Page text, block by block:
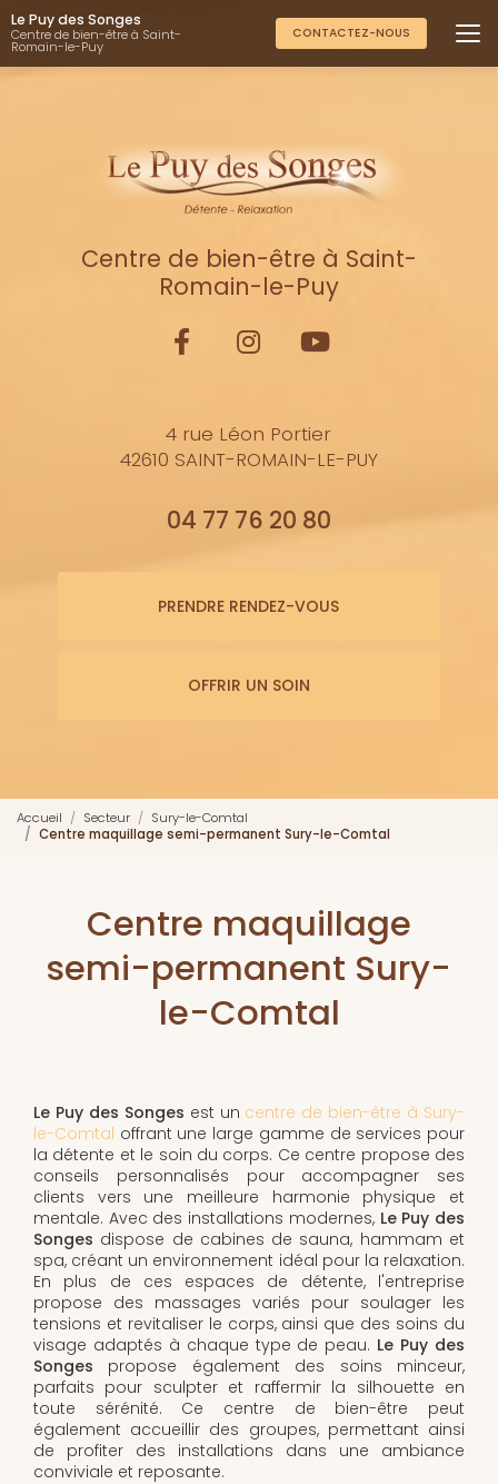
Aller
au
contenu
principal
Le Puy des Songes
Centre de bien-être à Saint-
Romain-le-Puy
CONTACTEZ-NOUS
Centre de bien-être à Saint-
Romain-le-Puy
4 rue Léon Portier
42610 SAINT-ROMAIN-LE-PUY
04 77 76 20 80
PRENDRE RENDEZ-VOUS
OFFRIR UN SOIN
Accueil Secteur
Sury-le-Comtal
Centre maquillage semi-permanent Sury-le-Comtal
Centre maquillage
semi-permanent Sury-
le-Comtal
Le Puy des Songes est un centre de bien-être à Sury-
le-Comtal offrant une large gamme de services pour
la détente et le soin du corps. Ce centre propose des
conseils personnalisés pour accompagner ses
clients vers une meilleure harmonie physique et
mentale. Avec des installations modernes, Le Puy des
Songes dispose de cabines de sauna, hammam et
spa, créant un environnement idéal pour la relaxation.
En plus de ces espaces de détente, l'entreprise
propose des massages variés pour soulager les
tensions et revitaliser le corps, ainsi que des soins du
visage adaptés à chaque type de peau. Le Puy des
Songes propose également des soins minceur,
parfaits pour sculpter et raffermir la silhouette en
toute sérénité. Ce centre de bien-être peut
également accueillir des groupes, permettant ainsi
de profiter des installations dans une ambiance
conviviale et reposante.